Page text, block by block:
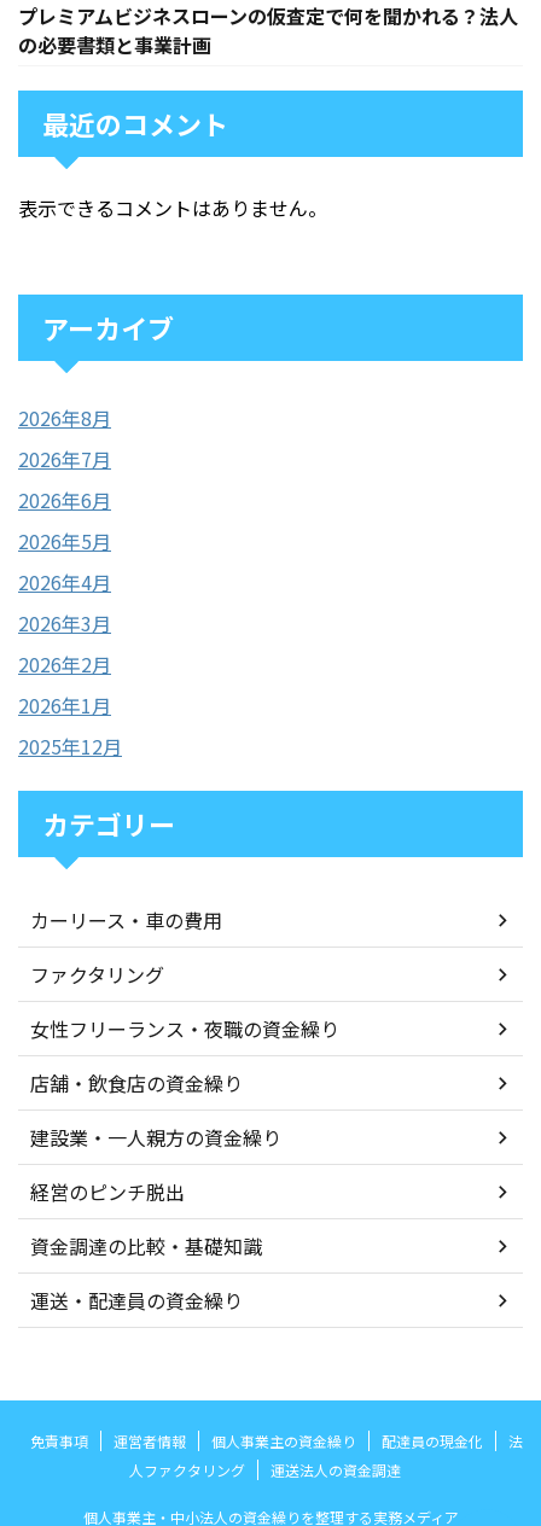
プレミアムビジネスローンの仮査定で何を聞かれる？法人
の必要書類と事業計画
最近のコメント
表示できるコメントはありません。
アーカイブ
2026年8月
2026年7月
2026年6月
2026年5月
2026年4月
2026年3月
2026年2月
2026年1月
2025年12月
カテゴリー
カーリース・車の費用
ファクタリング
女性フリーランス・夜職の資金繰り
店舗・飲食店の資金繰り
建設業・一人親方の資金繰り
経営のピンチ脱出
資金調達の比較・基礎知識
運送・配達員の資金繰り
免責事項 運営者情報 個人事業主の資金繰り 配達員の現金化
法
人ファクタリング
運送法人の資金調達
個人事業主・中小法人の資金繰りを整理する実務メディア